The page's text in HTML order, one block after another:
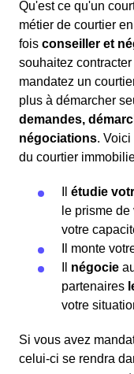
Qu'est ce qu'un
métier de courtier
fois conseiller et
souhaitez
mandatez un
plus à démarcher
demandes,
négociations.
du courtier
étudie
le prisme
votre
Il monte
négocie
partenaires
votre
Si vous avez
celui-ci se rendra